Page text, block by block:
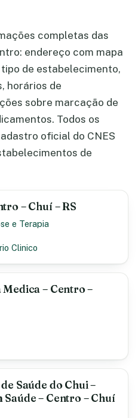
completas das
endereço com mapa
de estabelecimento,
horários de
sobre marcação de
Todos os
oficial do CNES
de
– Chuí – RS
e Terapia
Clinico
– Centro –
Saúde do Chui –
– Centro – Chuí